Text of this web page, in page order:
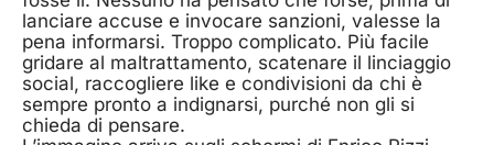
lanciare accuse e invocare sanzioni, valesse la
pena informarsi. Troppo complicato. Più facile
gridare al maltrattamento, scatenare il linciaggio
social, raccogliere like e condivisioni da chi è
sempre pronto a indignarsi, purché non gli si
chieda di pensare.